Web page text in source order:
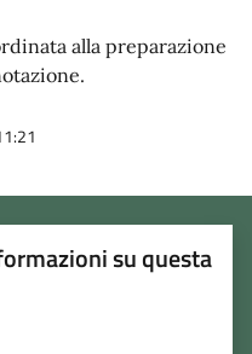
alla preparazione
su questa